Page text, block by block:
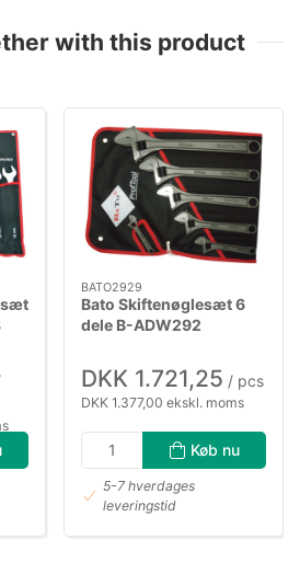
with this product
BATO2929
Bato Skiftenøglesæt 6
dele B-ADW292
DKK 1.721,25 / pcs
DKK 1.377,00 ekskl. moms
Køb nu
5-7 hverdages
leveringstid